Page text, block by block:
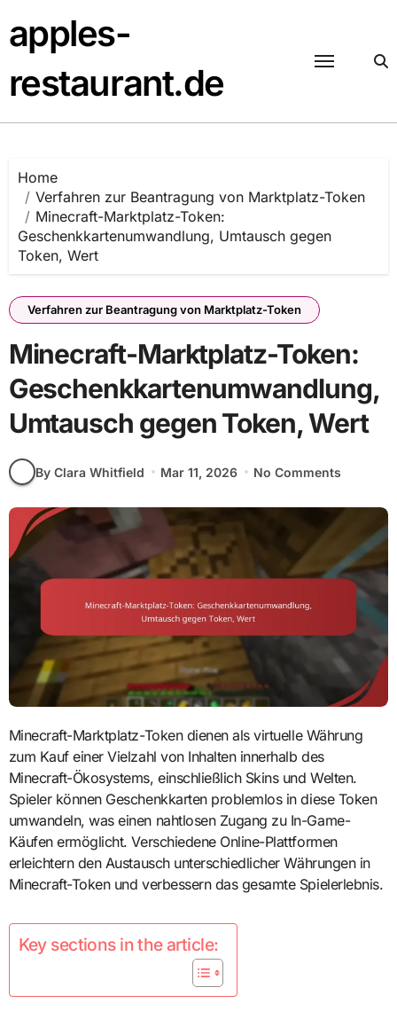
to
content
apples-
restaurant.de
Home
Verfahren zur Beantragung von Marktplatz-Token
Minecraft-Marktplatz-Token:
Geschenkkartenumwandlung, Umtausch gegen
Token, Wert
Verfahren zur Beantragung von Marktplatz-Token
Minecraft-Marktplatz-Token:
Geschenkkartenumwandlung,
Umtausch gegen Token, Wert
By Clara Whitfield Mar 11, 2026 No Comments
Minecraft-Marktplatz-Token dienen als virtuelle Währung
zum Kauf einer Vielzahl von Inhalten innerhalb des
Minecraft-Ökosystems, einschließlich Skins und Welten.
Spieler können Geschenkkarten problemlos in diese Token
umwandeln, was einen nahtlosen Zugang zu In-Game-
Käufen ermöglicht. Verschiedene Online-Plattformen
erleichtern den Austausch unterschiedlicher Währungen in
Minecraft-Token und verbessern das gesamte Spielerlebnis.
Key sections in the article: